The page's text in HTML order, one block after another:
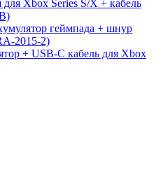
для Xbox Series S/X + кабель
геймпада + шнур
2015-2)
+ USB-C кабель для Xbox